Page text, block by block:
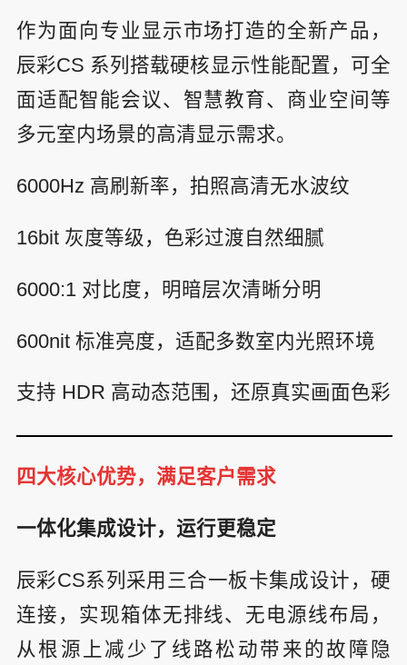
作为面向专业显示市场打造的全新产品，
辰彩CS 系列搭载硬核显示性能配置，可全
面适配智能会议、智慧教育、商业空间等
多元室内场景的高清显示需求。
6000Hz 高刷新率，拍照高清无水波纹
16bit 灰度等级，色彩过渡自然细腻
6000:1 对比度，明暗层次清晰分明
600nit 标准亮度，适配多数室内光照环境
支持 HDR 高动态范围，还原真实画面色彩
四大核心优势，满足客户需求
一体化集成设计，运行更稳定
辰彩CS系列采用三合一板卡集成设计，硬
连接，实现箱体无排线、无电源线布局，
从根源上减少了线路松动带来的故障隐